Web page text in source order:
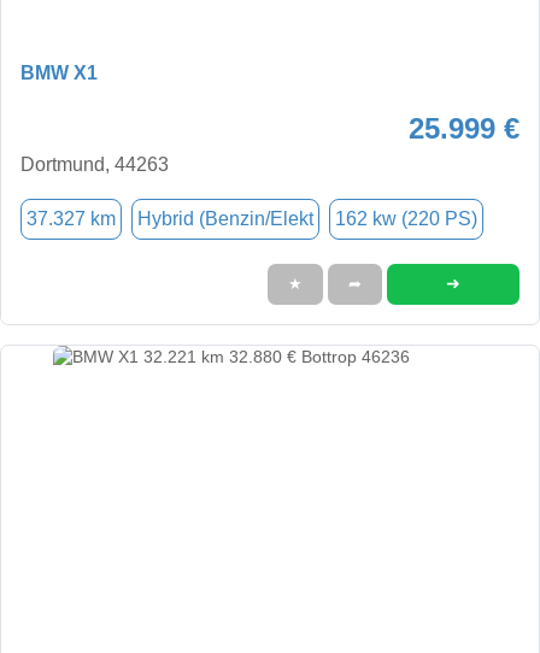
BMW X1
25.999 €
Dortmund, 44263
37.327 km Hybrid (Benzin/Elekt 162 kw (220 PS)
★ ➦ ➜